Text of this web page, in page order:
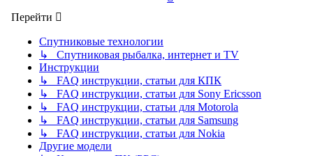
Перейти
Спутниковые технологии
↳ Спутниковая рыбалка, интернет и TV
Инструкции
↳ FAQ инструкции, статьи для КПК
↳ FAQ инструкции, статьи для Sony Ericsson
↳ FAQ инструкции, статьи для Motorola
↳ FAQ инструкции, статьи для Samsung
↳ FAQ инструкции, статьи для Nokia
Другие модели